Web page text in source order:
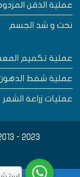
الذقن المزدوج
و شد الجسم
تكميم المعدة
شفط الدهون
زراعة الشعر
2013 - 2023